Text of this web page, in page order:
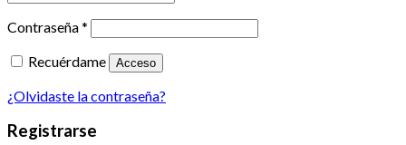
Contraseña*
Recuérdame
Acceso
¿Olvidaste la contraseña?
Registrarse